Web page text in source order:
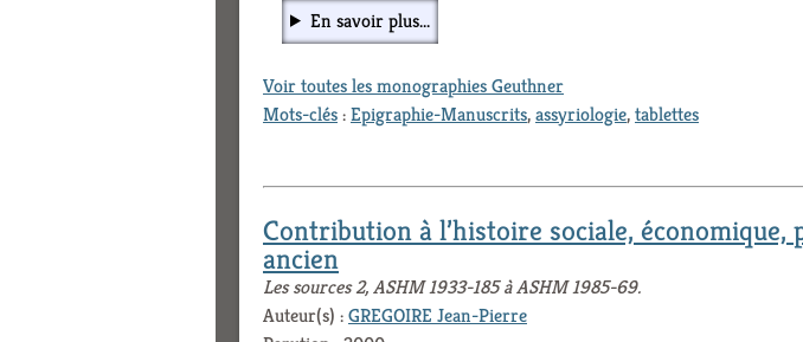
En savoir plus...
Voir toutes les monographies Geuthner
Mots-clés:Epigraphie-Manuscrits,assyriologie,tablettes
Contribution à l’histoire sociale,
ancien
Les sources 2, ASHM 1933-185 à ASHM 1985-69.
Auteur(s) :GREGOIRE Jean-Pierre